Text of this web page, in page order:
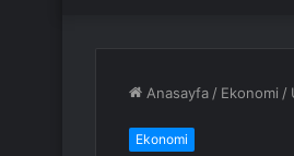
Anasayfa / Ekonomi /
Ekonomi